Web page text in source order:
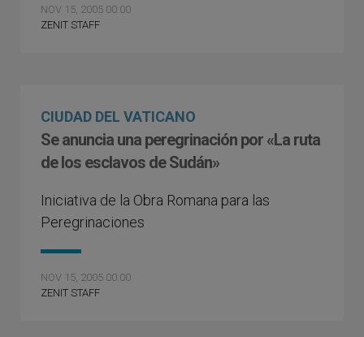
NOV 15, 2005 00:00
ZENIT STAFF
CIUDAD DEL VATICANO
Se anuncia una peregrinación por «La ruta
de los esclavos de Sudán»
Iniciativa de la Obra Romana para las
Peregrinaciones
NOV 15, 2005 00:00
ZENIT STAFF